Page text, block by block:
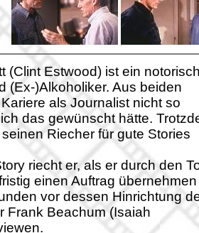
(Clint Estwood) ist ein
(Ex-)Alkoholiker. Aus beiden
als Journalist nicht so
das gewünscht hätte.
Riecher für gute Stories
riecht er, als er durch den
einen Auftrag übernehmen
vor dessen Hinrichtung
Frank Beachum (Isaiah